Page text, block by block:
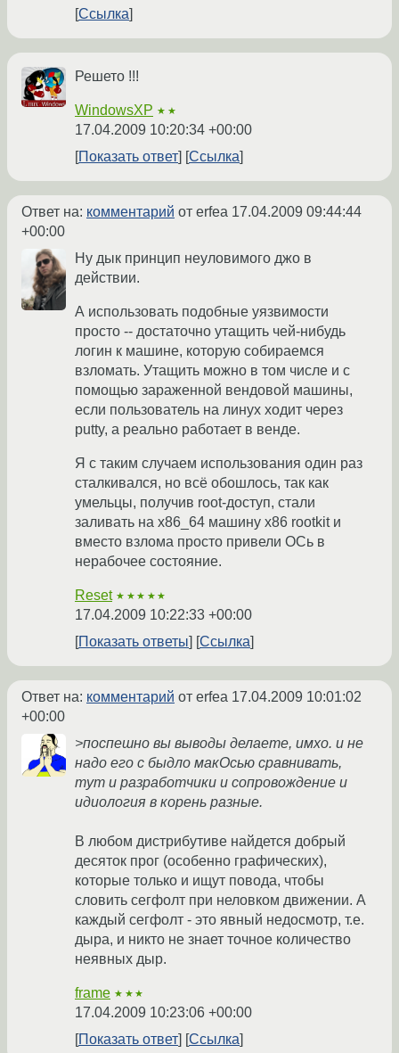
Ссылка
Решето !!!
WindowsXP ★★
17.04.2009 10:20:34 +00:00
Показать ответ
Ссылка
Ответ на: комментарий от erfea 17.04.2009 09:44:44
+00:00
Ну дык принцип неуловимого джо в
действии.
А использовать подобные уязвимости
просто -- достаточно утащить чей-нибудь
логин к машине, которую собираемся
взломать. Утащить можно в том числе и с
помощью зараженной вендовой машины,
если пользователь на линух ходит через
putty, а реально работает в венде.
Я с таким случаем использования один раз
сталкивался, но всё обошлось, так как
умельцы, получив root-доступ, стали
заливать на x86_64 машину x86 rootkit и
вместо взлома просто привели ОСь в
нерабочее состояние.
Reset ★★★★★
17.04.2009 10:22:33 +00:00
Показать ответы
Ссылка
Ответ на: комментарий от erfea 17.04.2009 10:01:02
+00:00
>поспешно вы выводы делаете, имхо. и не
надо его с быдло макОсью сравнивать,
тут и разработчики и сопровождение и
идиология в корень разные.
В любом дистрибутиве найдется добрый
десяток прог (особенно графических),
которые только и ищут повода, чтобы
словить сегфолт при неловком движении. А
каждый сегфолт - это явный недосмотр, т.е.
дыра, и никто не знает точное количество
неявных дыр.
frame ★★★
17.04.2009 10:23:06 +00:00
Показать ответ
Ссылка